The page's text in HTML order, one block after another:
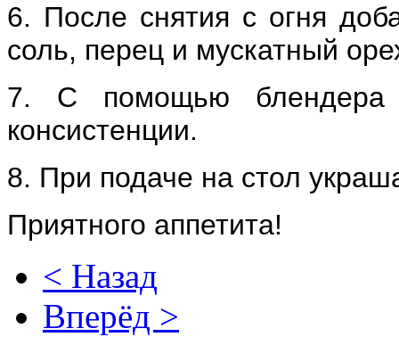
6. После снятия с огня
соль, перец и мускатный
7. С помощью
консистенции.
8. При подаче на стол
Приятного аппетита!
< Назад
Вперёд >